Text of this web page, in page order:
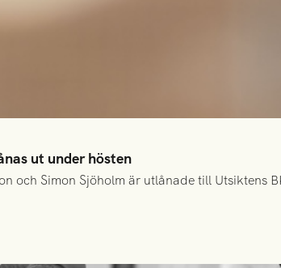
ut under hösten
och Simon Sjöholm är utlånade till